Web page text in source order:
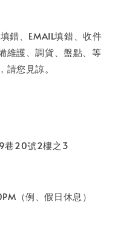
錯、EMAIL填錯、收件
維護、調貨、盤點、等
您見諒。
巷20號2樓之3
（例、假日休息）